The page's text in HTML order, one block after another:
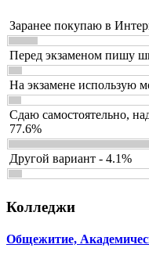
Заранее покупаю в
Перед экзаменом пишу
На экзамене использую
Сдаю самостоятельно,
77.6%
Другой вариант - 4.1%
Колледжи
Общежитие,